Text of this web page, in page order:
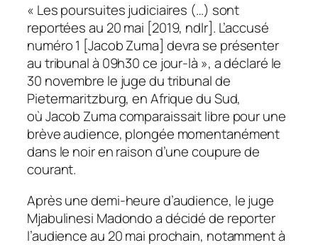
« Les poursuites judiciaires (…) sont
reportées au 20 mai [2019, ndlr]. L’accusé
numéro 1 [Jacob Zuma] devra se présenter
au tribunal à 09h30 ce jour-là », a déclaré le
30 novembre le juge du tribunal de
Pietermaritzburg, en Afrique du Sud,
où Jacob Zuma comparaissait libre pour une
brève audience, plongée momentanément
dans le noir en raison d’une coupure de
courant.
Après une demi-heure d’audience, le juge
Mjabulinesi Madondo a décidé de reporter
l’audience au 20 mai prochain, notamment à